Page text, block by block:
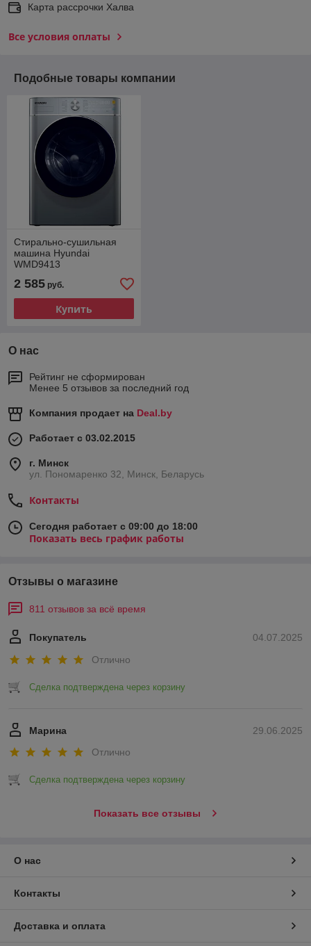
Карта рассрочки Халва
Все условия оплаты
Подобные товары компании
Стирально-сушильная
машина Hyundai
WMD9413
2 585 руб.
Купить
О нас
Рейтинг не сформирован
Менее 5 отзывов за последний год
Компания продает на Deal.by
Работает с 03.02.2015
г. Минск
ул. Пономаренко 32, Минск, Беларусь
Контакты
Сегодня работает с 09:00 до 18:00
Показать весь график работы
Отзывы о магазине
811 отзывов за всё время
04.07.2025
Покупатель
Отлично
Сделка подтверждена через корзину
29.06.2025
Марина
Отлично
Сделка подтверждена через корзину
Показать все отзывы
О нас
Контакты
Доставка и оплата